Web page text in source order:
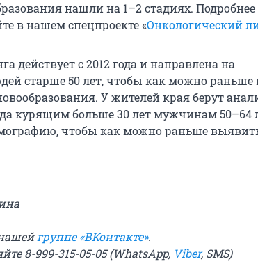
нашли на 1–2 стадиях. Подробнее
в нашем спецпроекте «Онкологический
действует с 2012 года и направлена на
старше 50 лет, чтобы как можно
У жителей края берут
курящим больше 30 лет мужчинам 50–64
чтобы как можно раньше
группе «ВКонтакте».
8-999-315-05-05 (WhatsApp, Viber, SMS)